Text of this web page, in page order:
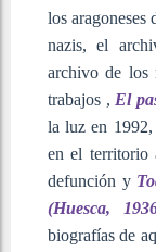
los aragoneses
nazis, el
archivo de los
trabajos , El
la luz en 1992,
en el territorio
defunción y
(Huesca,
biografías de